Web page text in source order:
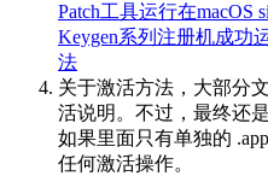
Patch工具运行在macOS
Keygen系列注册机成功
法
关于激活方法，大部分
活说明。不过，最终还
如果里面只有单独的
任何激活操作。